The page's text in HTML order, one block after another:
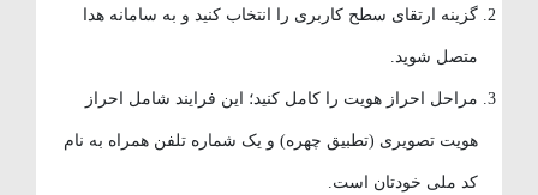
گزینه ارتقای سطح کاربری را انتخاب کنید و به سامانه هدا
متصل شوید.
مراحل احراز هویت را کامل کنید؛ این فرایند شامل احراز
هویت تصویری (تطبیق چهره) و یک شماره تلفن همراه به نام
کد ملی خودتان است.